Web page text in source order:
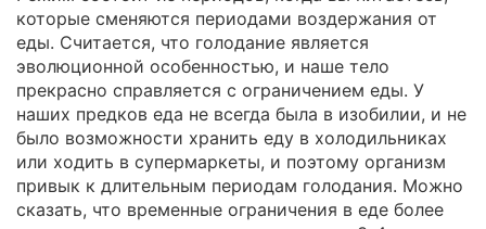
которые сменяются периодами воздержания от
еды. Считается, что голодание является
эволюционной особенностью, и наше тело
прекрасно справляется с ограничением еды. У
наших предков еда не всегда была в изобилии, и не
было возможности хранить еду в холодильниках
или ходить в супермаркеты, и поэтому организм
привык к длительным периодам голодания. Можно
сказать, что временные ограничения в еде более